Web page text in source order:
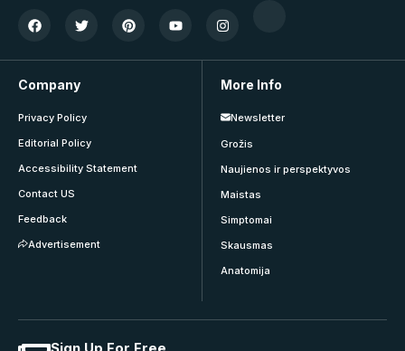
Company
Privacy Policy
Editorial Policy
Accessibility Statement
Contact US
Feedback
Advertisement
More Info
Newsletter
Grožis
Naujienos ir perspektyvos
Maistas
Simptomai
Skausmas
Anatomija